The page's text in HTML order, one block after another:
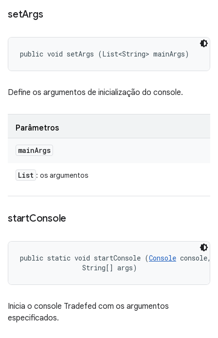
setArgs
public void setArgs (List<String> mainArgs)
Define os argumentos de inicialização do console.
Parâmetros
mainArgs
List : os argumentos
startConsole
public static void startConsole (Console console,
                String[] args)
Inicia o console Tradefed com os argumentos
especificados.